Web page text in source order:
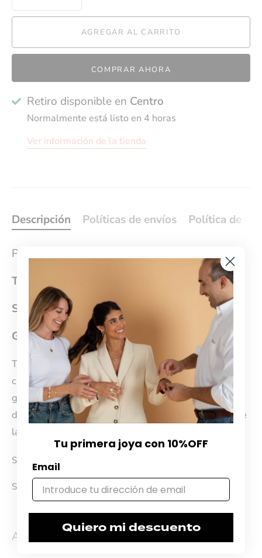
AGREGAR AL CARRITO
COMPRAR AHORA
Retiro disponible en Centro
Normalmente está listo en 4 horas
Ver información de la tienda
Descripción Políticas de envíos Política de
Par de Alianzas en Plata cinta de 4mm.
Tiempo de confección 10 días hábiles.
Se ajustan hasta 5 talles sin costo.
Grabado de obsequio
Todos nuestros productos cuentan con 30 días de
cambio desde el momento de la compra. Ofrecemos
garantía por materiales y 60 días de garantía por
desperfectos de fábrica. El ticket se adjunta dentro de
la bolsa.
SKU: EZACP02
SKU: 1299-0
Anterior
Siguiente
Tu primera joya con 10%OFF
Email
Quiero mi descuento